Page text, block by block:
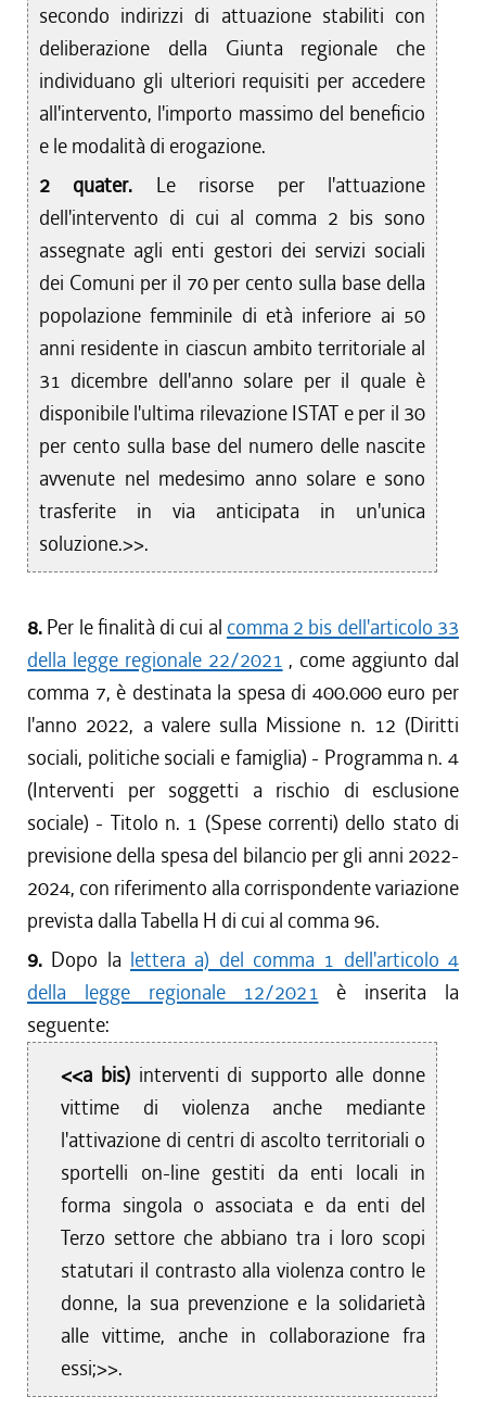
secondo indirizzi di attuazione stabiliti con
deliberazione della Giunta regionale che
individuano gli ulteriori requisiti per accedere
all'intervento, l'importo massimo del beneficio
e le modalità di erogazione.
2 quater. Le risorse per l'attuazione
dell'intervento di cui al comma 2 bis sono
assegnate agli enti gestori dei servizi sociali
dei Comuni per il 70 per cento sulla base della
popolazione femminile di età inferiore ai 50
anni residente in ciascun ambito territoriale al
31 dicembre dell'anno solare per il quale è
disponibile l'ultima rilevazione ISTAT e per il 30
per cento sulla base del numero delle nascite
avvenute nel medesimo anno solare e sono
trasferite in via anticipata in un'unica
soluzione.>>.
8. Per le finalità di cui al comma 2 bis dell'articolo 33
della legge regionale 22/2021 , come aggiunto dal
comma 7, è destinata la spesa di 400.000 euro per
l'anno 2022, a valere sulla Missione n. 12 (Diritti
sociali, politiche sociali e famiglia) - Programma n. 4
(Interventi per soggetti a rischio di esclusione
sociale) - Titolo n. 1 (Spese correnti) dello stato di
previsione della spesa del bilancio per gli anni 2022-
2024, con riferimento alla corrispondente variazione
prevista dalla Tabella H di cui al comma 96.
9. Dopo la lettera a) del comma 1 dell'articolo 4
della legge regionale 12/2021 è inserita la
seguente:
<<a bis) interventi di supporto alle donne
vittime di violenza anche mediante
l'attivazione di centri di ascolto territoriali o
sportelli on-line gestiti da enti locali in
forma singola o associata e da enti del
Terzo settore che abbiano tra i loro scopi
statutari il contrasto alla violenza contro le
donne, la sua prevenzione e la solidarietà
alle vittime, anche in collaborazione fra
essi;>>.